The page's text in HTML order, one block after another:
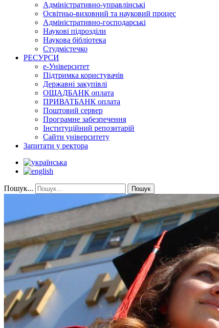
Адміністративно-управлінські
Освітньо-виховний та науковий процес
Адміністративно-господарські
Наукові підрозділи
Наукова бібліотека
Студмістечко
РЕСУРСИ
е-Університет
Підтримка користувачів
Державні закупівлі
ОЩАДБАНК оплата
ПРИВАТБАНК оплата
Поштовий сервер
Програмне забезпечення
Інституційний репозитарій
Сайти університету
Запитати у ректора
Пошук... Пошук